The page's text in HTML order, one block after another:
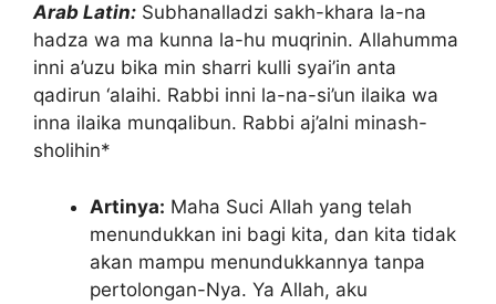
Arab Latin: Subhanalladzi sakh-khara la-na
hadza wa ma kunna la-hu muqrinin. Allahumma
inni a’uzu bika min sharri kulli syai’in anta
qadirun ‘alaihi. Rabbi inni la-na-si’un ilaika wa
inna ilaika munqalibun. Rabbi aj’alni minash-
sholihin*
Artinya: Maha Suci Allah yang telah
menundukkan ini bagi kita, dan kita tidak
akan mampu menundukkannya tanpa
pertolongan-Nya. Ya Allah, aku